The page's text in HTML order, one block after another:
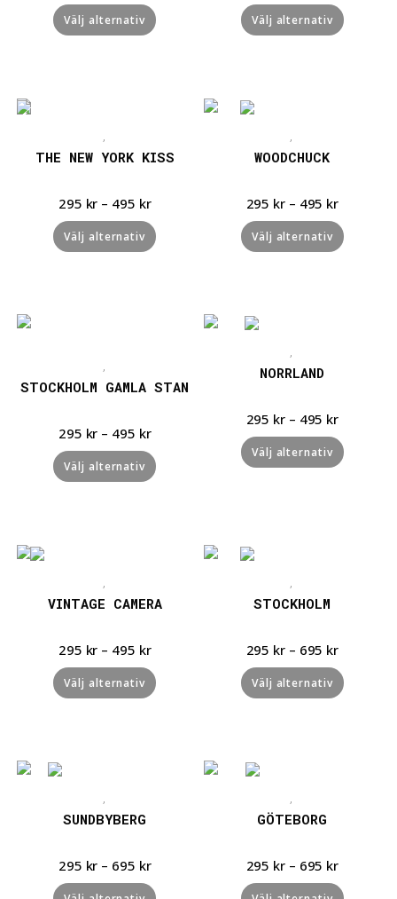
Välj alternativ Välj alternativ
THE NEW YORK KISS
295 kr – 495 kr
Välj alternativ
WOODCHUCK
295 kr – 495 kr
Välj alternativ
STOCKHOLM GAMLA STAN
295 kr – 495 kr
Välj alternativ
NORRLAND
295 kr – 495 kr
Välj alternativ
VINTAGE CAMERA
295 kr – 495 kr
Välj alternativ
STOCKHOLM
295 kr – 695 kr
Välj alternativ
SUNDBYBERG
295 kr – 695 kr
GÖTEBORG
295 kr – 695 kr